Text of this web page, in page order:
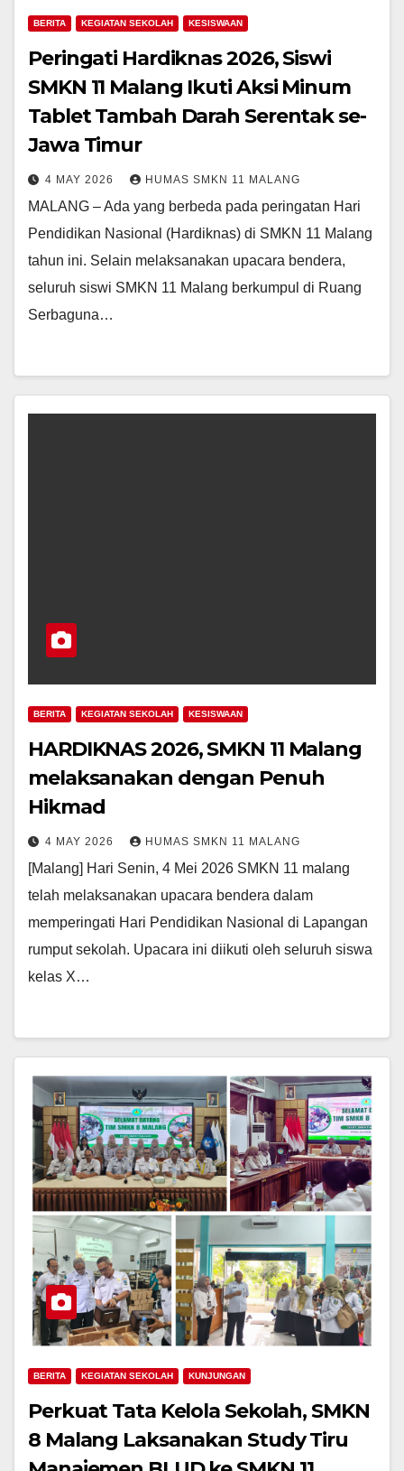
BERITA KEGIATAN SEKOLAH KESISWAAN
Peringati Hardiknas 2026, Siswi
SMKN 11 Malang Ikuti Aksi Minum
Tablet Tambah Darah Serentak se-
Jawa Timur
4 MAY 2026 HUMAS SMKN 11 MALANG
MALANG – Ada yang berbeda pada peringatan Hari
Pendidikan Nasional (Hardiknas) di SMKN 11 Malang
tahun ini. Selain melaksanakan upacara bendera,
seluruh siswi SMKN 11 Malang berkumpul di Ruang
Serbaguna…
BERITA KEGIATAN SEKOLAH KESISWAAN
HARDIKNAS 2026, SMKN 11 Malang
melaksanakan dengan Penuh
Hikmad
4 MAY 2026 HUMAS SMKN 11 MALANG
[Malang] Hari Senin, 4 Mei 2026 SMKN 11 malang
telah melaksanakan upacara bendera dalam
memperingati Hari Pendidikan Nasional di Lapangan
rumput sekolah. Upacara ini diikuti oleh seluruh siswa
kelas X…
BERITA KEGIATAN SEKOLAH KUNJUNGAN
Perkuat Tata Kelola Sekolah, SMKN
8 Malang Laksanakan Study Tiru